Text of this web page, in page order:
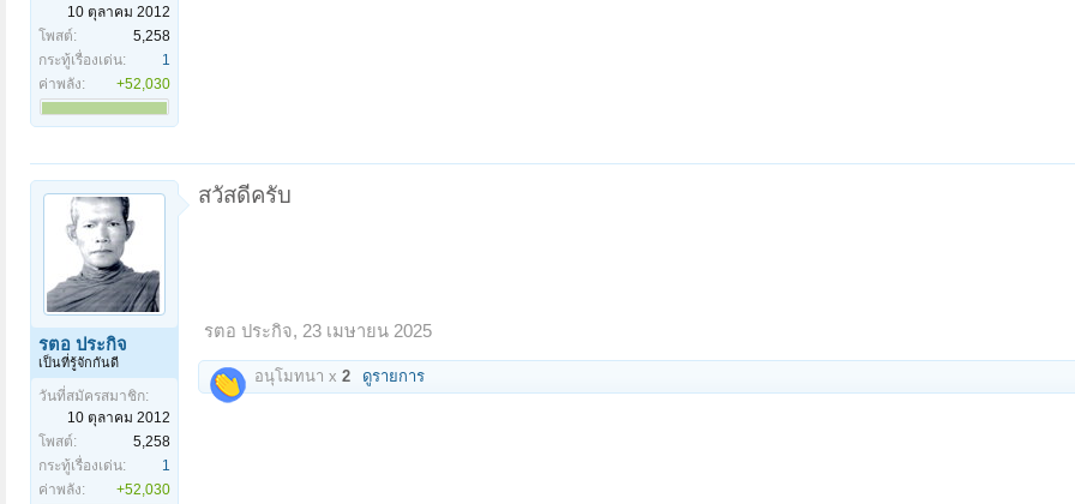
10 ตุลาคม 2012
โพสต์:
5,258
กระทู้เรื่องเด่น:
1
ค่าพลัง:
+52,030
รตอ ประกิจ
เป็นที่รู้จักกันดี
วันที่สมัครสมาชิก:
10 ตุลาคม 2012
โพสต์:
5,258
กระทู้เรื่องเด่น:
1
ค่าพลัง:
+52,030
สวัสดีครับ
รตอ ประกิจ, 23 เมษายน 2025
อนุโมทนา x 2 ดูรายการ